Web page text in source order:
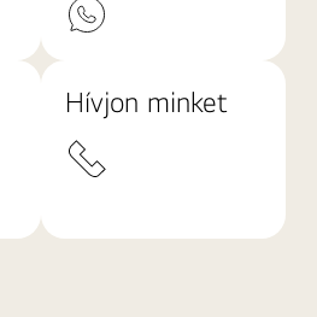
Hívjon minket